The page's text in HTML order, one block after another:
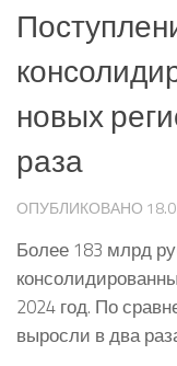
новых
раза
ОПУБЛИКОВАНО
Более 183 млрд
2024 год. По
выросли в два